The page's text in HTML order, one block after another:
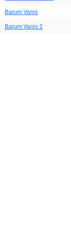
Barum Vanis
Barum Vanis 2